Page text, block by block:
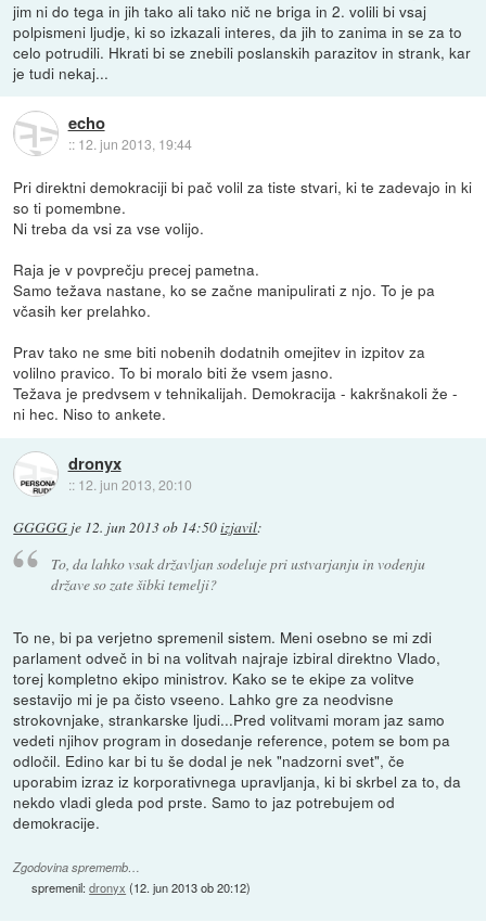
jim ni do tega in jih tako ali tako nič ne briga in 2. volili bi vsaj
polpismeni ljudje, ki so izkazali interes, da jih to zanima in se za to
celo potrudili. Hkrati bi se znebili poslanskih parazitov in strank, kar
je tudi nekaj...
echo
:: 12. jun 2013, 19:44
Pri direktni demokraciji bi pač volil za tiste stvari, ki te zadevajo in ki
so ti pomembne.
Ni treba da vsi za vse volijo.
Raja je v povprečju precej pametna.
Samo težava nastane, ko se začne manipulirati z njo. To je pa
včasih ker prelahko.
Prav tako ne sme biti nobenih dodatnih omejitev in izpitov za
volilno pravico. To bi moralo biti že vsem jasno.
Težava je predvsem v tehnikalijah. Demokracija - kakršnakoli že -
ni hec. Niso to ankete.
dronyx
:: 12. jun 2013, 20:10
GGGGG je 12. jun 2013 ob 14:50izjavil:
To, da lahko vsak državljan sodeluje pri ustvarjanju in vodenju
države so zate šibki temelji?
To ne, bi pa verjetno spremenil sistem. Meni osebno se mi zdi
parlament odveč in bi na volitvah najraje izbiral direktno Vlado,
torej kompletno ekipo ministrov. Kako se te ekipe za volitve
sestavijo mi je pa čisto vseeno. Lahko gre za neodvisne
strokovnjake, strankarske ljudi...Pred volitvami moram jaz samo
vedeti njihov program in dosedanje reference, potem se bom pa
odločil. Edino kar bi tu še dodal je nek "nadzorni svet", če
uporabim izraz iz korporativnega upravljanja, ki bi skrbel za to, da
nekdo vladi gleda pod prste. Samo to jaz potrebujem od
demokracije.
Zgodovina sprememb…
spremenil:dronyx (12. jun 2013 ob 20:12)